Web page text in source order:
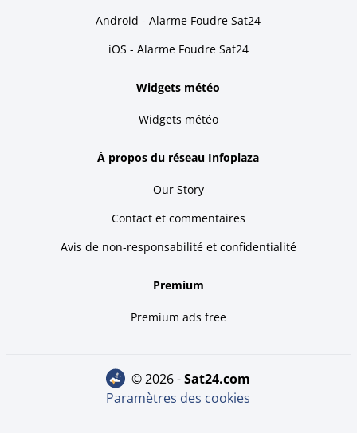
Android - Alarme Foudre Sat24
iOS - Alarme Foudre Sat24
Widgets météo
Widgets météo
À propos du réseau Infoplaza
Our Story
Contact et commentaires
Avis de non-responsabilité et confidentialité
Premium
Premium ads free
© 2026 - sat24.com
Paramètres des cookies